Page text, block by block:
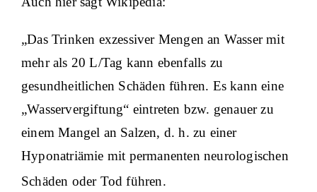
„Das Trinken exzessiver Mengen an Wasser mit
mehr als 20 L/Tag kann ebenfalls zu
gesundheitlichen Schäden führen. Es kann eine
„Wasservergiftung“ eintreten bzw. genauer zu
einem Mangel an Salzen, d. h. zu einer
Hyponatriämie mit permanenten neurologischen
Schäden oder Tod führen.